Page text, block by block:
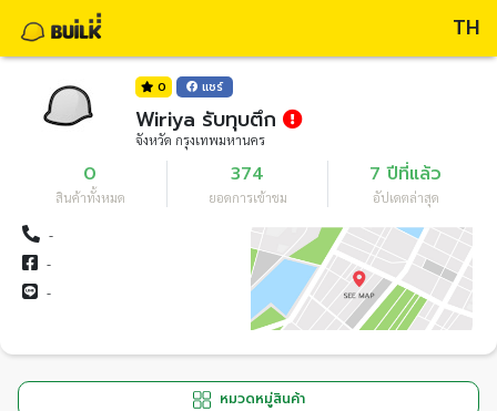
TH
0 แชร์
Wiriya รับทุบตึก
จังหวัด กรุงเทพมหานคร
0
สินค้าทั้งหมด
374
ยอดการเข้าชม
7 ปีที่แล้ว
อัปเดตล่าสุด
-
-
-
หมวดหมู่สินค้า